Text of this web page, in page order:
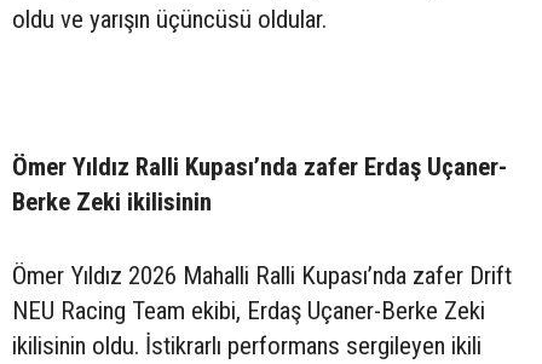
oldu ve yarışın üçüncüsü oldular.
Ömer Yıldız Ralli Kupası’nda zafer Erdaş Uçaner-
Berke Zeki ikilisinin
Ömer Yıldız 2026 Mahalli Ralli Kupası’nda zafer Drift
NEU Racing Team ekibi, Erdaş Uçaner-Berke Zeki
ikilisinin oldu. İstikrarlı performans sergileyen ikili